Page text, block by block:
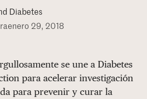
Diabetes
enero 29, 2018
se une a Diabetes
para acelerar investigación
para prevenir y curar la